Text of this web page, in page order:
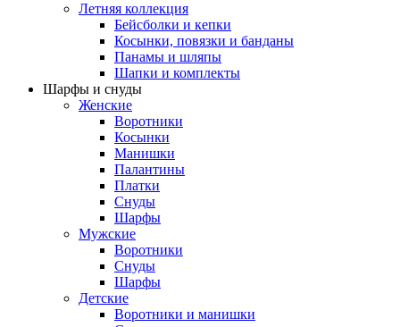
Летняя коллекция
Бейсболки и кепки
Косынки, повязки и банданы
Панамы и шляпы
Шапки и комплекты
Шарфы и снуды
Женские
Воротники
Косынки
Манишки
Палантины
Платки
Снуды
Шарфы
Мужские
Воротники
Снуды
Шарфы
Детские
Воротники и манишки